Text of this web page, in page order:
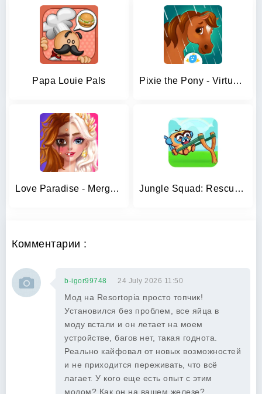
Papa Louie Pals Pixie the Pony - Virtual Pet
Love Paradise - Merge Makeover Jungle Squad: Rescue Animals
Комментарии :
b-igor99748 24 July 2026 11:50
Мод на Resortopia просто топчик!
Установился без проблем, все яйца в
моду встали и он летает на моем
устройстве, багов нет, такая годнота.
Реально кайфовал от новых возможностей
и не приходится переживать, что всё
лагает. У кого еще есть опыт с этим
модом? Как он на вашем железе?